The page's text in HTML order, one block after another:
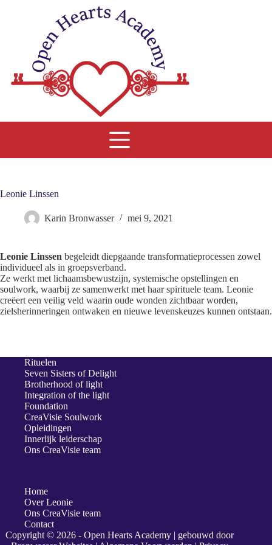
Leonie Linssen
Karin Bronwasser mei 9, 2021
Leonie Linssen begeleidt diepgaande transformatieprocessen zowel
individueel als in groepsverband.
Ze werkt met lichaamsbewustzijn, systemische opstellingen en
soulwork, waarbij ze samenwerkt met haar spirituele team. Leonie
creëert een veilig veld waarin oude wonden zichtbaar worden,
zielsherinneringen ontwaken en nieuwe levenskeuzes kunnen ontstaan.
Rituelen
Seven Sisters of Delight
Brotherhood of light
Integration of the light
Foundation
CreaVisie Soulwork
Opleidingen
Innerlijk leiderschap
Ons CreaVisie team
Home
Over Leonie
Ons CreaVisie team
Contact
Copyright © 2026 - Open Hearts Academy | gebouwd door